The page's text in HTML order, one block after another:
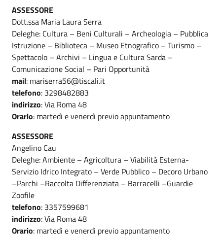
ASSESSORE
Dott.ssa Maria Laura Serra
Deleghe: Cultura – Beni Culturali – Archeologia – Pubblica
Istruzione – Biblioteca – Museo Etnografico – Turismo –
Spettacolo – Archivi – Lingua e Cultura Sarda –
Comunicazione Social – Pari Opportunità
mail: mariserra56@tiscali.it
telefono: 3298482883
indirizzo: Via Roma 48
Orario: martedì e venerdì previo appuntamento
ASSESSORE
Angelino Cau
Deleghe: Ambiente – Agricoltura – Viabilità Esterna-
Servizio Idrico Integrato – Verde Pubblico – Decoro Urbano
–Parchi –Raccolta Differenziata – Barracelli –Guardie
Zoofile
telefono: 3357599681
indirizzo: Via Roma 48
Orario: martedì e venerdì previo appuntamento